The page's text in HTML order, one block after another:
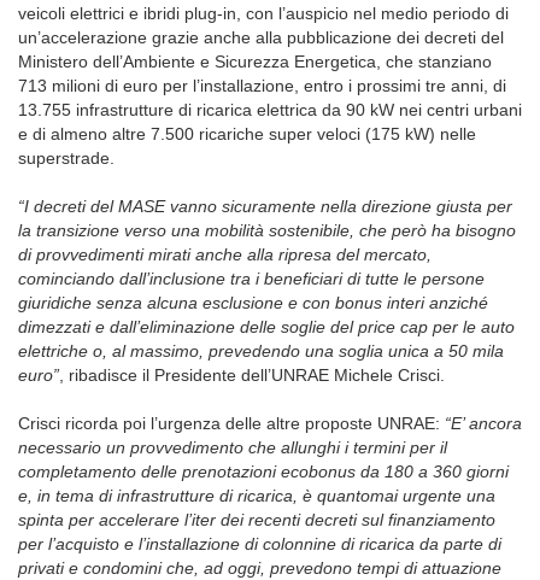
veicoli elettrici e ibridi plug-in, con l’auspicio nel medio periodo di
un’accelerazione grazie anche alla pubblicazione dei decreti del
Ministero dell’Ambiente e Sicurezza Energetica, che stanziano
713 milioni di euro per l’installazione, entro i prossimi tre anni, di
13.755 infrastrutture di ricarica elettrica da 90 kW nei centri urbani
e di almeno altre 7.500 ricariche super veloci (175 kW) nelle
superstrade.
“I decreti del MASE vanno sicuramente nella direzione giusta per
la transizione verso una mobilità sostenibile, che però ha bisogno
di provvedimenti mirati anche alla ripresa del mercato,
cominciando dall’inclusione tra i beneficiari di tutte le persone
giuridiche senza alcuna esclusione e con bonus interi anziché
dimezzati e dall’eliminazione delle soglie del price cap per le auto
elettriche o, al massimo, prevedendo una soglia unica a 50 mila
euro” , ribadisce il Presidente dell’UNRAE Michele Crisci.
Crisci ricorda poi l’urgenza delle altre proposte UNRAE: “E’ ancora
necessario un provvedimento che allunghi i termini per il
completamento delle prenotazioni ecobonus da 180 a 360 giorni
e, in tema di infrastrutture di ricarica, è quantomai urgente una
spinta per accelerare l’iter dei recenti decreti sul finanziamento
per l’acquisto e l’installazione di colonnine di ricarica da parte di
privati e condomini che, ad oggi, prevedono tempi di attuazione